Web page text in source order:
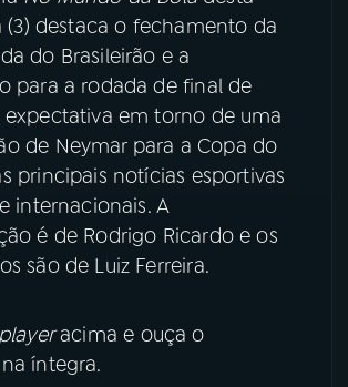
DE MÚSICA
NACIONAL
Facebook
X
(3) destaca o fechamento da
do Brasileirão e a
para a rodada de final de
expectativa em torno de uma
de Neymar para a Copa do
principais notícias esportivas
internacionais. A
é de Rodrigo Ricardo e os
são de Luiz Ferreira.
playeracima e ouça o
íntegra.